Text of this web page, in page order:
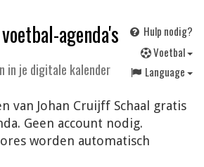
agenda's
in je digitale kalender
Hulp nodig?
Voetbal
Language
van Johan Cruijff Schaal gratis
Geen account nodig.
worden automatisch